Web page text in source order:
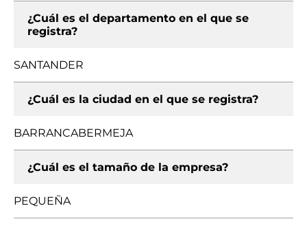
¿Cuál es el departamento en el que se
registra?
SANTANDER
¿Cuál es la ciudad en el que se registra?
BARRANCABERMEJA
¿Cuál es el tamaño de la empresa?
PEQUEÑA